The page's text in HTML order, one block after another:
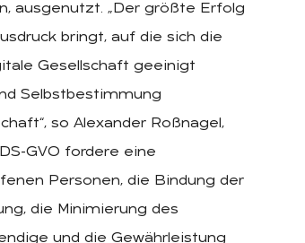
ausgenutzt. „Der größte Erfolg
bringt, auf die sich die
Gesellschaft geeinigt
Selbstbestimmung
so Alexander Roßnagel,
GVO fordere eine
Personen, die Bindung der
die Minimierung des
und die Gewährleistung